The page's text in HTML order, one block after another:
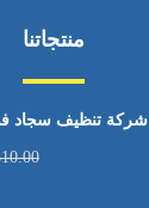
منتجاتنا
شركة تنظيف سجاد في
10.00